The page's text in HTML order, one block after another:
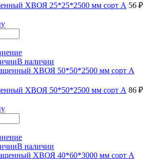
ХВОЯ 25*25*2500 мм сорт А 56 ₽
В наличии
ХВОЯ 50*50*2500 мм сорт А 86 ₽
В наличии